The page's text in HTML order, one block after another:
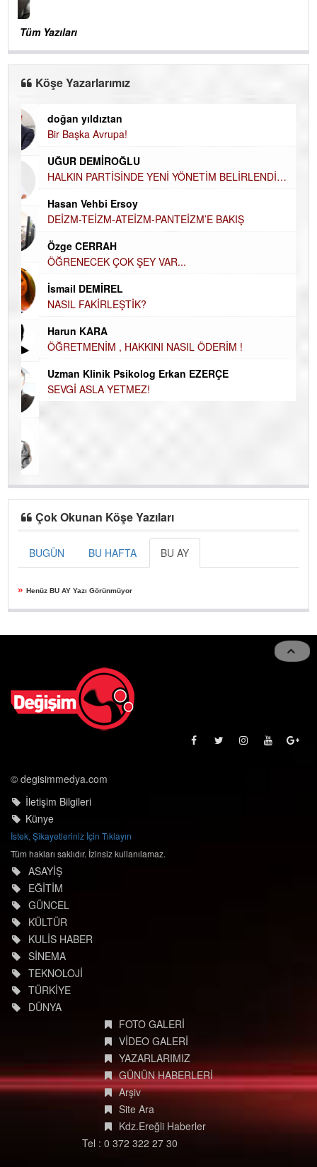
Tüm Yazıları
Köşe Yazarlarımız
doğan yıldıztan
Bir Başka Avrupa!
UĞUR DEMİROĞLU
HALKIN PARTİSİNDE YENİ YÖNETİM BELİRLENDİ…
Hasan Vehbi Ersoy
DEİZM-TEİZM-ATEİZM-PANTEİZM’E BAKIŞ
Özge CERRAH
ÖĞRENECEK ÇOK ŞEY VAR...
İsmail DEMİREL
NASIL FAKİRLEŞTİK?
Harun KARA
ÖĞRETMENİM , HAKKINI NASIL ÖDERİM !
Uzman Klinik Psikolog Erkan EZERÇE
SEVGİ ASLA YETMEZ!
Çok Okunan Köşe Yazıları
BUGÜN BU HAFTA BU AY
» Henüz BU AY Yazı Görünmüyor
© degisimmedya.com
İletişim Bilgileri
Künye
İstek, Şikayetleriniz İçin Tıklayın
Tüm hakları saklıdır. İzinsiz kullanılamaz.
ASAYİŞ
EĞİTİM
GÜNCEL
KÜLTÜR
KULİS HABER
SİNEMA
TEKNOLOJİ
TÜRKİYE
DÜNYA
FOTO GALERİ
VİDEO GALERİ
YAZARLARIMIZ
GÜNÜN HABERLERİ
Arşiv
Site Ara
Kdz.Ereğli Haberler
Tel : 0 372 322 27 30